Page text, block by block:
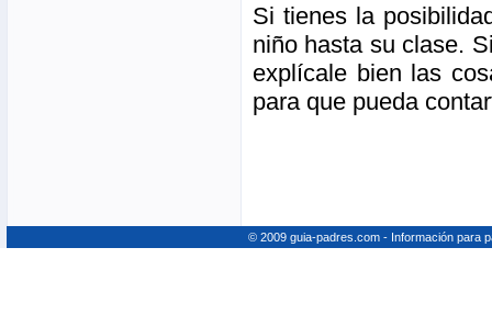
Si tienes la
niño hasta su clase.
explícale bien las
para que pueda
© 2009 guia-padres.com - Información para